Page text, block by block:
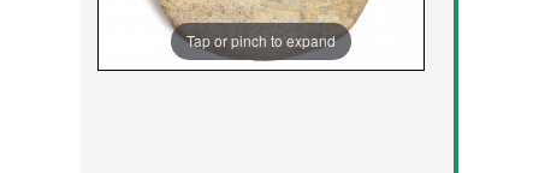
Tap or pinch to expand